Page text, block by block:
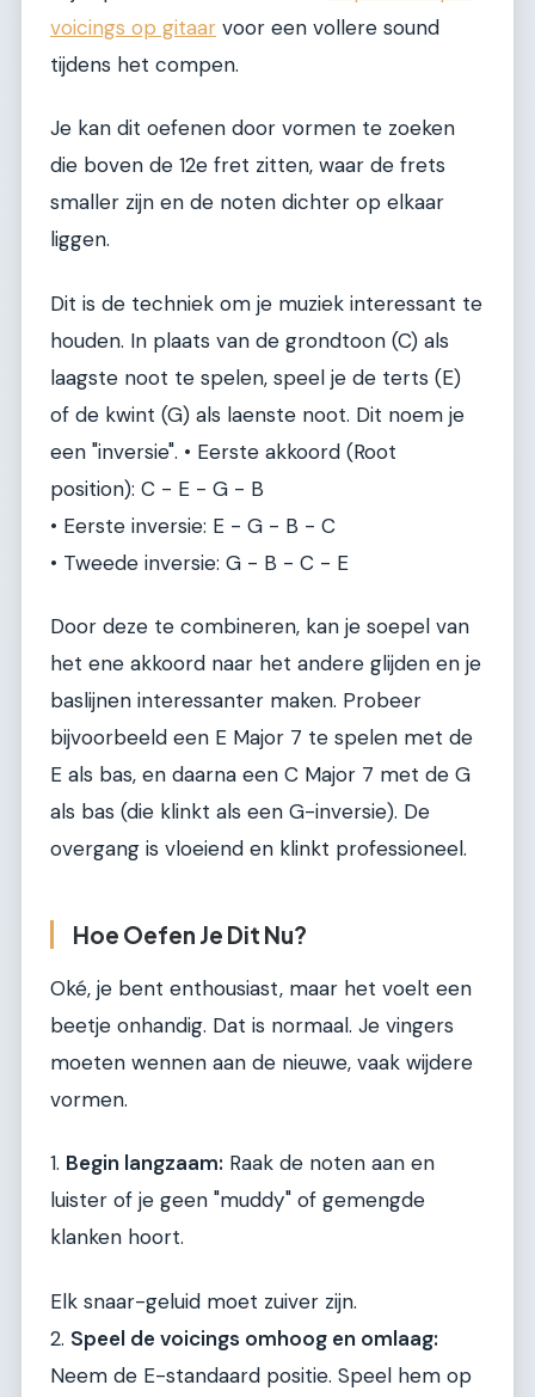
voicings op gitaar voor een vollere sound
tijdens het compen.
Je kan dit oefenen door vormen te zoeken
die boven de 12e fret zitten, waar de frets
smaller zijn en de noten dichter op elkaar
liggen.
Dit is de techniek om je muziek interessant te
houden. In plaats van de grondtoon (C) als
laagste noot te spelen, speel je de terts (E)
of de kwint (G) als laenste noot. Dit noem je
een "inversie". • Eerste akkoord (Root
position): C - E - G - B
• Eerste inversie: E - G - B - C
• Tweede inversie: G - B - C - E
Door deze te combineren, kan je soepel van
het ene akkoord naar het andere glijden en je
baslijnen interessanter maken. Probeer
bijvoorbeeld een E Major 7 te spelen met de
E als bas, en daarna een C Major 7 met de G
als bas (die klinkt als een G-inversie). De
overgang is vloeiend en klinkt professioneel.
Hoe Oefen Je Dit Nu?
Oké, je bent enthousiast, maar het voelt een
beetje onhandig. Dat is normaal. Je vingers
moeten wennen aan de nieuwe, vaak wijdere
vormen.
1. Begin langzaam: Raak de noten aan en
luister of je geen "muddy" of gemengde
klanken hoort.
Elk snaar-geluid moet zuiver zijn.
2. Speel de voicings omhoog en omlaag:
Neem de E-standaard positie. Speel hem op